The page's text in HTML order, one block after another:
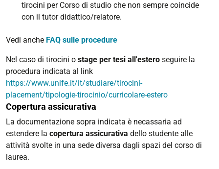
tirocini per Corso di studio che non sempre coincide
con il tutor didattico/relatore.
Vedi anche FAQ sulle procedure
Nel caso di tirocini o stage per tesi all'estero seguire la
procedura indicata al link
https://www.unife.it/it/studiare/tirocini-
placement/tipologie-tirocinio/curricolare-estero
Copertura assicurativa
La documentazione sopra indicata è necassaria ad
estendere la copertura assicurativa dello studente alle
attività svolte in una sede diversa dagli spazi del corso di
laurea.